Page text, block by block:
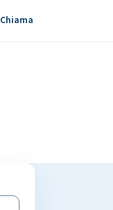
Chiama